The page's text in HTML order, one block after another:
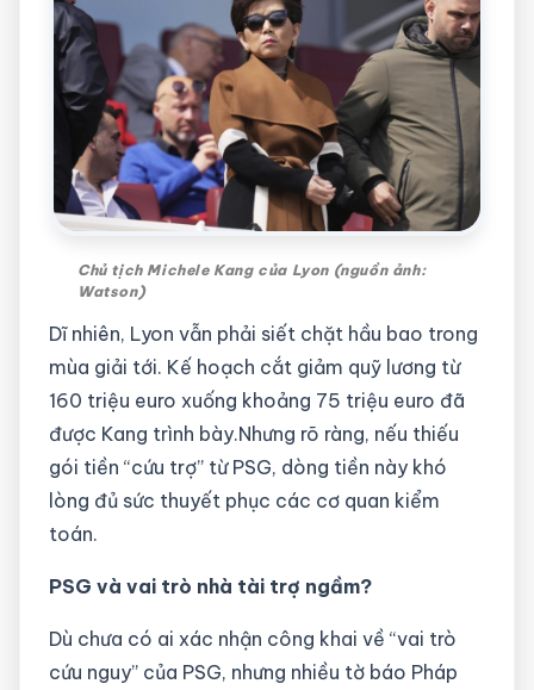
Chủ tịch Michele Kang của Lyon (nguồn ảnh:
Watson)
Dĩ nhiên, Lyon vẫn phải siết chặt hầu bao trong
mùa giải tới. Kế hoạch cắt giảm quỹ lương từ
160 triệu euro xuống khoảng 75 triệu euro đã
được Kang trình bày.Nhưng rõ ràng, nếu thiếu
gói tiền “cứu trợ” từ PSG, dòng tiền này khó
lòng đủ sức thuyết phục các cơ quan kiểm
toán.
PSG và vai trò nhà tài trợ ngầm?
Dù chưa có ai xác nhận công khai về “vai trò
cứu nguy” của PSG, nhưng nhiều tờ báo Pháp